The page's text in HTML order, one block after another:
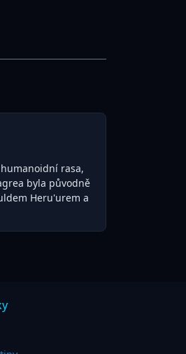
rasa,
byla původně
Heru'urem a